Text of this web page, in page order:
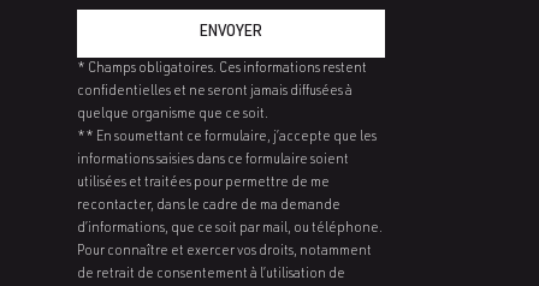
ENVOYER
* Champs obligatoires. Ces informations restent
confidentielles et ne seront jamais diffusées à
quelque organisme que ce soit.
** En soumettant ce formulaire, j’accepte que les
informations saisies dans ce formulaire soient
utilisées et traitées pour permettre de me
recontacter, dans le cadre de ma demande
d’informations, que ce soit par mail, ou téléphone.
Pour connaître et exercer vos droits, notamment
de retrait de consentement à l’utilisation de